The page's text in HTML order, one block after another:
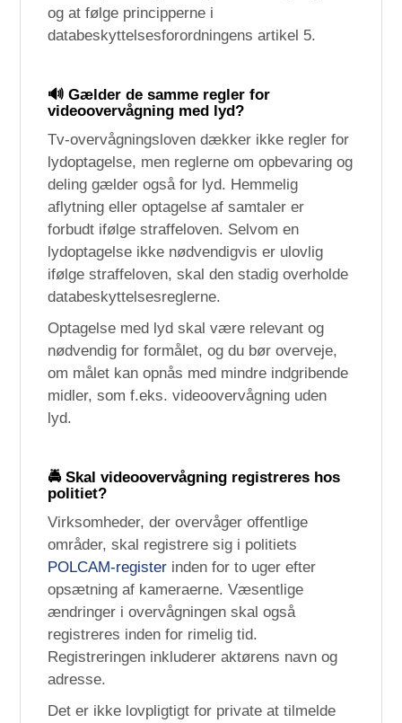
og at følge principperne i
databeskyttelsesforordningens artikel 5.
🔊Gælder de samme regler for
videoovervågning med lyd?
Tv-overvågningsloven dækker ikke regler for
lydoptagelse, men reglerne om opbevaring og
deling gælder også for lyd. Hemmelig
aflytning eller optagelse af samtaler er
forbudt ifølge straffeloven. Selvom en
lydoptagelse ikke nødvendigvis er ulovlig
ifølge straffeloven, skal den stadig overholde
databeskyttelsesreglerne.
Optagelse med lyd skal være relevant og
nødvendig for formålet, og du bør overveje,
om målet kan opnås med mindre indgribende
midler, som f.eks. videoovervågning uden
lyd.
🚔 Skal videoovervågning registreres hos
politiet?
Virksomheder, der overvåger offentlige
områder, skal registrere sig i politiets
POLCAM-register inden for to uger efter
opsætning af kameraerne. Væsentlige
ændringer i overvågningen skal også
registreres inden for rimelig tid.
Registreringen inkluderer aktørens navn og
adresse.
Det er ikke lovpligtigt for private at tilmelde